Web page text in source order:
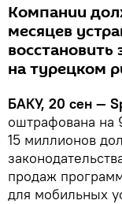
Компании
месяцев
на турецком
БАКУ, 20 сен —
оштрафована на
15 миллионов
продаж
для мобильных